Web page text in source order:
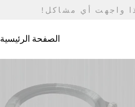
واجهت أي مشاكل!
الصفحة الرئيسية